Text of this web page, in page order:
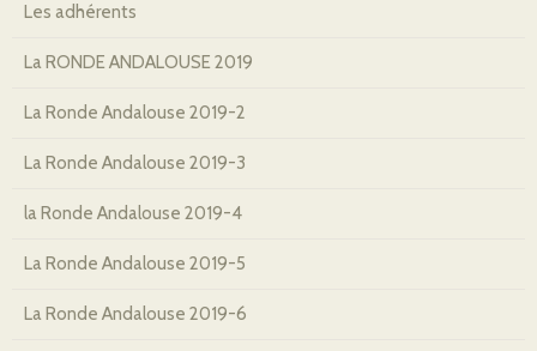
Les adhérents
La RONDE ANDALOUSE 2019
La Ronde Andalouse 2019-2
La Ronde Andalouse 2019-3
la Ronde Andalouse 2019-4
La Ronde Andalouse 2019-5
La Ronde Andalouse 2019-6